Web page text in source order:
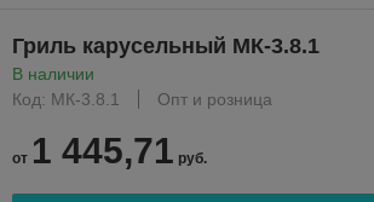
Гриль карусельный МК-3.8.1
В наличии
Код: МК-3.8.1
Опт и розница
от 1 445,71 руб.